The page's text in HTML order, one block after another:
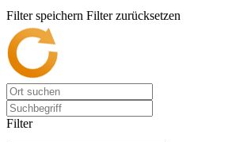
Filter speichern Filter zurücksetzen
Filter